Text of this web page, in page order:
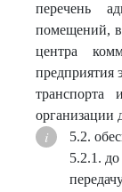
перечень
помещений,
центра
предприятия
транспорта
организации
5.2.
5.2.1. до